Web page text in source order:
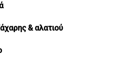
& αλατιού